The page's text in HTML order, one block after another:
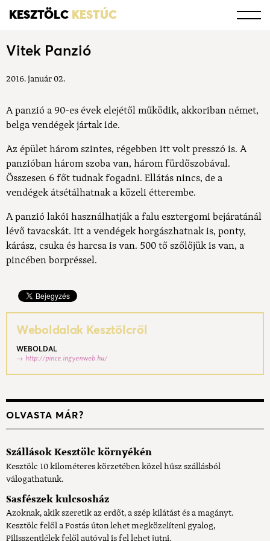
KESZTÖLC KESTÚC
Vitek Panzió
2016. január 02.
A panzió a 90-es évek elejétől működik, akkoriban német,
belga vendégek jártak ide.
Az épület három szintes, régebben itt volt presszó is. A
panzióban három szoba van, három fürdőszobával.
Összesen 6 főt tudnak fogadni. Ellátás nincs, de a
vendégek átsétálhatnak a közeli étterembe.
A panzió lakói használhatják a falu esztergomi bejáratánál
lévő tavacskát. Itt a vendégek horgászhatnak is, ponty,
kárász, csuka és harcsa is van. 500 tő szőlőjük is van, a
pincében borpréssel.
Weboldalak Kesztölcről
WEBOLDAL
http://pince.ingyenweb.hu/
OLVASTA MÁR?
Szállások Kesztölc környékén
Kesztölc 10 kilométeres körzetében közel húsz szállásból
válogathatunk.
Sasfészek kulcsosház
Azoknak, akik szeretik az erdőt, a szép kilátást és a magányt.
Kesztölc felől a Postás úton lehet megközelíteni gyalog,
Pilisszentlélek felől autóval is fel lehet jutni.